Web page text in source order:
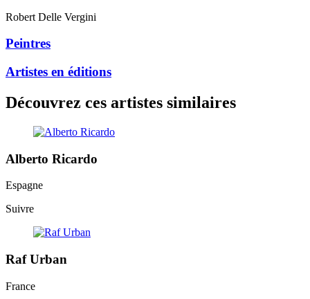
Robert Delle Vergini
Peintres
Artistes en éditions
Découvrez ces artistes similaires
Alberto Ricardo
Espagne
Suivre
Raf Urban
France